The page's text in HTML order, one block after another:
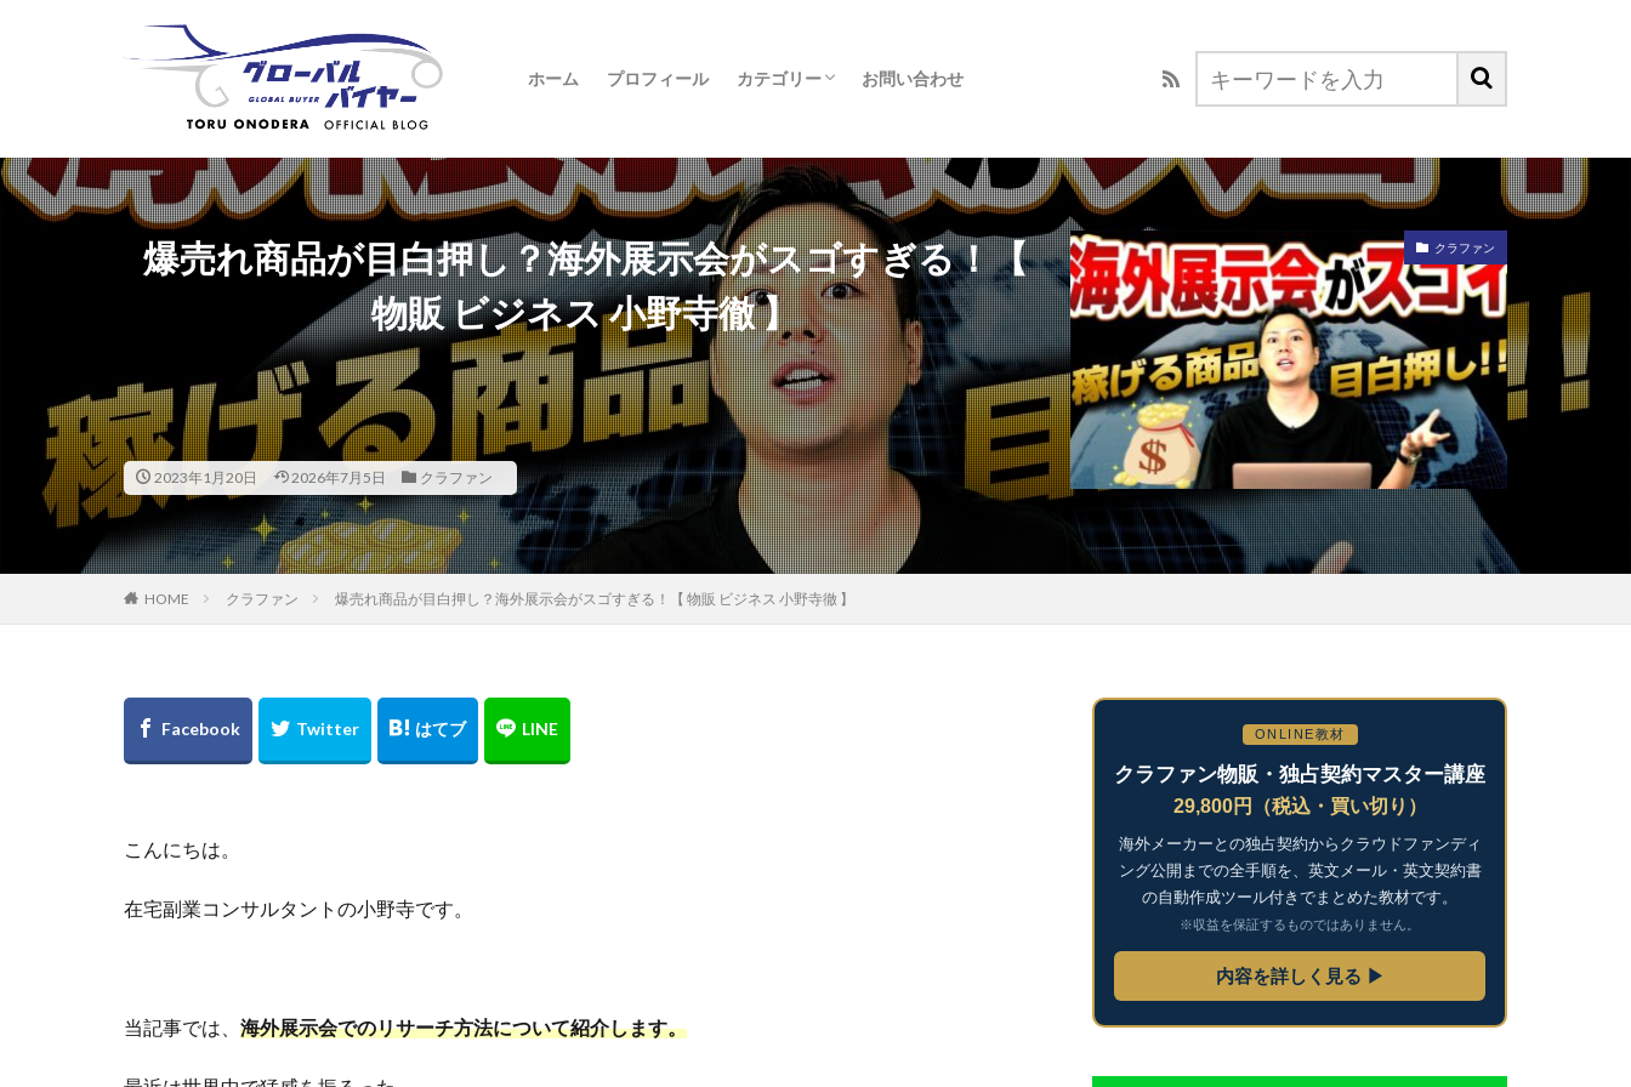
ホーム プロフィール カテゴリー お問い合わせ
爆売れ商品が目白押し？海外展示会がスゴすぎる！【
物販 ビジネス 小野寺徹 】
2023年1月20日 2026年7月5日 クラファン
クラファン
HOME クラファン 爆売れ商品が目白押し？海外展示会がスゴすぎる！【 物販 ビジネス 小野寺徹 】
こんにちは。
在宅副業コンサルタントの小野寺です。
当記事では、 海外展示会でのリサーチ方法について紹介します。
ONLINE教材
クラファン物販・独占契約マスター講座
29,800円（税込・買い切り）
海外メーカーとの独占契約からクラウドファンディ
ング公開までの全手順を、英文メール・英文契約書
の自動作成ツール付きでまとめた教材です。
※収益を保証するものではありません。
内容を詳しく見る ▶